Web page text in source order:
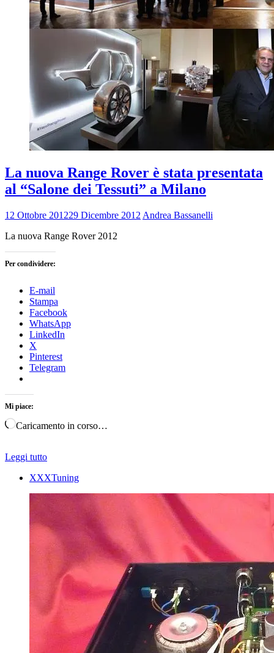
La nuova Range Rover è stata presentata
al “Salone dei Tessuti” a Milano
12 Ottobre 201229 Dicembre 2012 Andrea Bassanelli
La nuova Range Rover 2012
Per condividere:
E-mail
Stampa
Facebook
WhatsApp
LinkedIn
X
Pinterest
Telegram
Mi piace:
Caricamento in corso…
Leggi tutto
XXXTuning